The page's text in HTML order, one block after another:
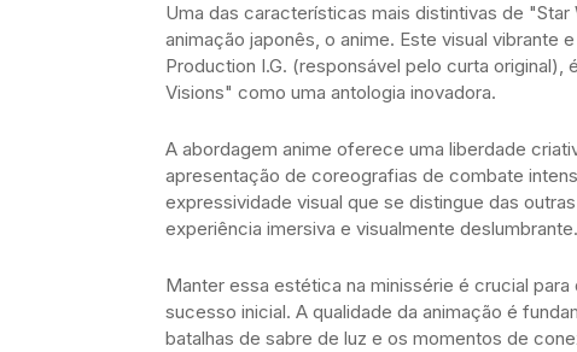
Uma das características mais distintivas de
animação japonês, o anime. Este visual
Production I.G. (responsável pelo curta
Visions" como uma antologia inovadora.
A abordagem anime oferece uma liberdade
apresentação de coreografias de combate
expressividade visual que se distingue das
experiência imersiva e visualmente deslumbrante.
Manter essa estética na minissérie é crucial
sucesso inicial. A qualidade da animação é
batalhas de sabre de luz e os momentos de